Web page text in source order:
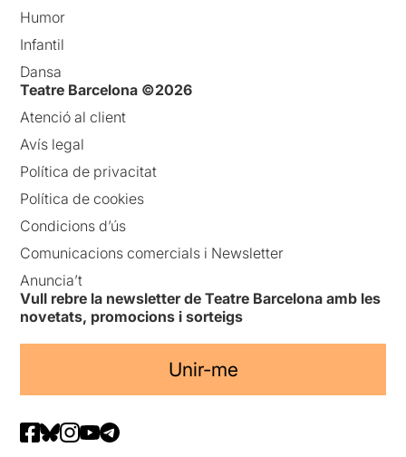
Humor
Infantil
Dansa
Teatre Barcelona ©2026
Atenció al client
Avís legal
Política de privacitat
Política de cookies
Condicions d’ús
Comunicacions comercials i Newsletter
Anuncia’t
Vull rebre la newsletter de Teatre Barcelona amb les
novetats, promocions i sorteigs
Unir-me